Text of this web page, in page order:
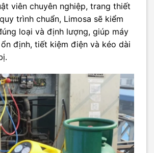
viên chuyên nghiệp, trang thiết
trình chuẩn, Limosa sẽ kiểm
loại và định lượng, giúp máy
ổn định, tiết kiệm điện và kéo dài